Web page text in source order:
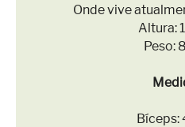
Onde vive
Altura:
Peso:
Bíceps: